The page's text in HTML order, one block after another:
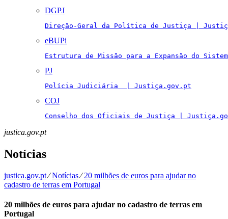
DGPJ
Direção-Geral da Política de Justiça |
eBUPi
Estrutura de Missão para a Expansão do
PJ
Polícia Judiciária  | Justiça.gov.pt
COJ
Conselho dos Oficiais de Justiça |
justica.gov.pt
Notícias
justica.gov.pt⁄Notícias⁄20 milhões de euros para ajudar no
cadastro de terras em Portugal
20 milhões de euros para ajudar no cadastro de terras em
Portugal